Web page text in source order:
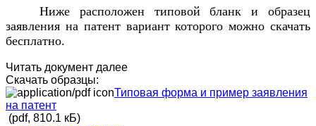
Ниже расположен типовой бланк и образец
заявления на патент вариант которого можно скачать
бесплатно.
Читать документ далее
Скачать образцы:
Типовая форма и пример заявления
на патент
(pdf, 810.1 кБ)